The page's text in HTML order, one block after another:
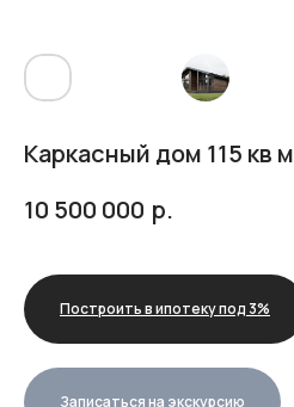
Каркасный дом 115 кв м
10 500 000 р.
Построить в ипотеку под 3%
Записаться на экскурсию